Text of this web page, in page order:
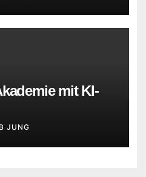
mit KI-
JUNG